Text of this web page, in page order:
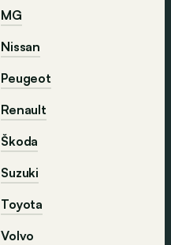
MG
Nissan
Peugeot
Renault
Škoda
Suzuki
Toyota
Volvo